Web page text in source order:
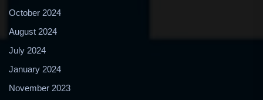
October 2024
August 2024
July 2024
January 2024
November 2023